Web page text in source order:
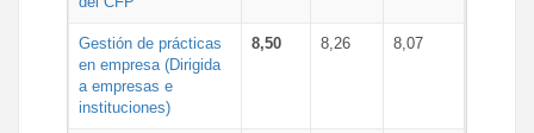
Gestión de prácticas
en empresa (Dirigida
a empresas e
instituciones)
8,50 8,26 8,07